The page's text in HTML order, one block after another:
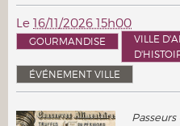
Le 16/11/2026 15h00
GOURMANDISE
VILLE
ÉVÉNEMENT VILLE